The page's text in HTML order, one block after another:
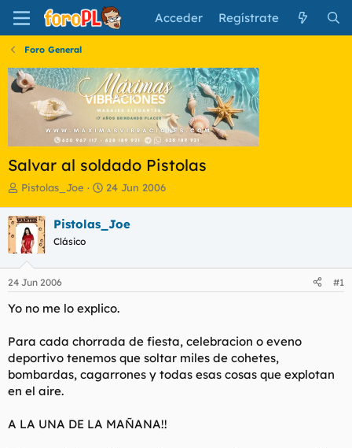
Acceder Regístrate
Foro General
Salvar al soldado Pistolas
I
i
c
i
a
d
o
d
l
t
e
a
Pistolas_Joe
F
h
e
i
i
o
24 Jun 2006
Pistolas_Joe
Clásico
24 Jun 2006 #1
Yo no me lo explico.
Para cada chorrada de fiesta, celebracion o eveno
deportivo tenemos que soltar miles de cohetes,
bombardas, cagarrones y todas esas cosas que explotan
en el aire.
A LA UNA DE LA MAÑANA!!